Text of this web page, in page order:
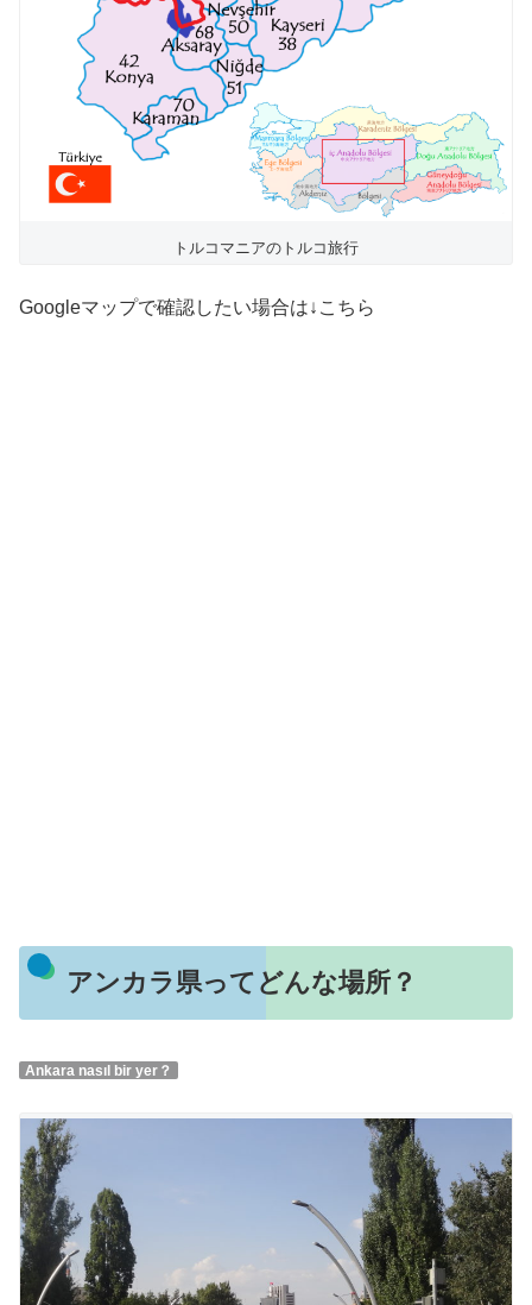
トルコマニアのトルコ旅行
Googleマップで確認したい場合は↓こちら
アンカラ県ってどんな場所？
Ankara nasıl bir yer？